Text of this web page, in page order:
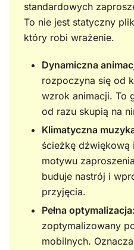
standardowych
To nie jest statyczny
który robi wrażenie.
Dynamiczna
rozpoczyna się od
wzrok animacji. To
od razu skupią na
Klimatyczna
ścieżkę dźwiękową
motywu
buduje nastrój i
przyjęcia.
Pełna optymalizacja:
zoptymalizowany
mobilnych.